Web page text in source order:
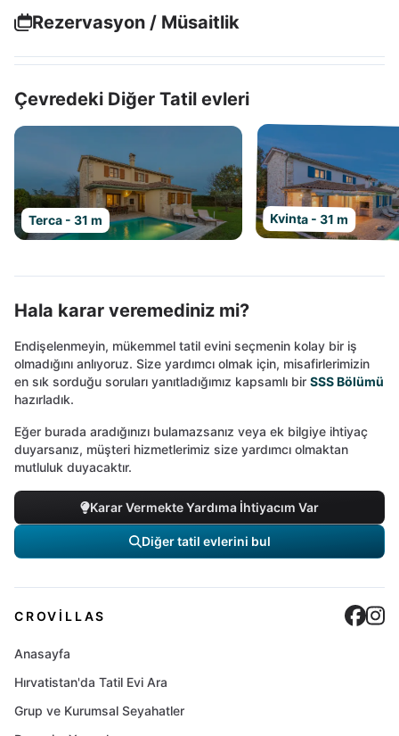
Rezervasyon / Müsaitlik
Çevredeki Diğer Tatil evleri
Terca - 31 m Kvinta - 31 m
Hala karar veremediniz mi?
Endişelenmeyin, mükemmel tatil evini seçmenin kolay bir iş
olmadığını anlıyoruz. Size yardımcı olmak için, misafirlerimizin
en sık sorduğu soruları yanıtladığımız kapsamlı bir SSS Bölümü
hazırladık.
Eğer burada aradığınızı bulamazsanız veya ek bilgiye ihtiyaç
duyarsanız, müşteri hizmetlerimiz size yardımcı olmaktan
mutluluk duyacaktır.
Karar Vermekte Yardıma İhtiyacım Var
Diğer tatil evlerini bul
CROVILLAS
Anasayfa
Hırvatistan'da Tatil Evi Ara
Grup ve Kurumsal Seyahatler